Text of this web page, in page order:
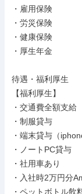
・雇用保険
・労災保険
・健康保険
・厚生年金
待遇・福利厚生
【福利厚生】
・交通費全額支給
・制服貸与
・端末貸与（
・ノートPC貸与
・社用車あり
・入社時2万円分
・ペットボトル飲